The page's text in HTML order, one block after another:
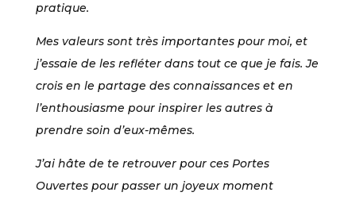
pratique.
Mes valeurs sont très importantes pour moi, et
j’essaie de les refléter dans tout ce que je fais. Je
crois en le partage des connaissances et en
l’enthousiasme pour inspirer les autres à
prendre soin d’eux-mêmes.
J’ai hâte de te retrouver pour ces Portes
Ouvertes pour passer un joyeux moment